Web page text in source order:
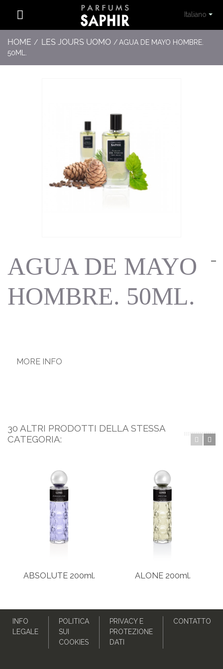
Italiano
HOME / LES JOURS UOMO /AGUA DE MAYO HOMBRE.
50ML.
AGUA DE MAYO
HOMBRE. 50ML.
MORE INFO
30 ALTRI PRODOTTI DELLA STESSA
CATEGORIA:
ABSOLUTE 200ml. ALONE 200ml.
INFO
LEGALE
POLITICA
SUI
COOKIES
PRIVACY E
PROTEZIONE
DATI
CONTATTO